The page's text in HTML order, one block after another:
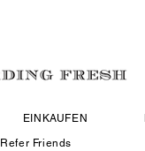
EINKAUFEN
Refer Friends